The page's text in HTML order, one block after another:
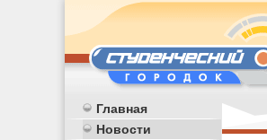
Главная
Новости